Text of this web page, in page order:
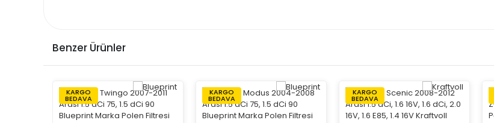
Benzer Ürünler
KARGO
BEDAVA
KARGO
BEDAVA
KARGO
BEDAVA